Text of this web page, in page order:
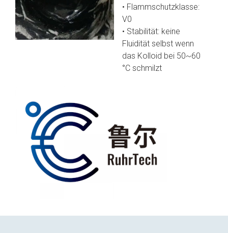
• Flammschutzklasse:
V0
• Stabilität: keine
Fluidität selbst wenn
das Kolloid bei 50~60
°C schmilzt